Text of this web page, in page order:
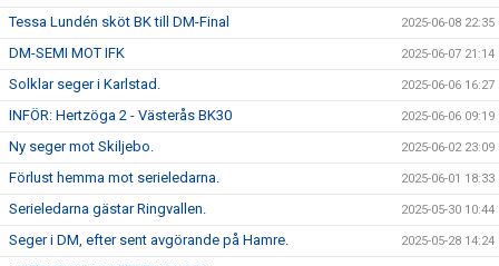
Tessa Lundén sköt BK till DM-Final 2025-06-08 22:35
DM-SEMI MOT IFK 2025-06-07 21:14
Solklar seger i Karlstad. 2025-06-06 16:27
INFÖR: Hertzöga 2 - Västerås BK30 2025-06-06 09:19
Ny seger mot Skiljebo. 2025-06-02 23:09
Förlust hemma mot serieledarna. 2025-06-01 18:33
Serieledarna gästar Ringvallen. 2025-05-30 10:44
Seger i DM, efter sent avgörande på Hamre. 2025-05-28 14:24